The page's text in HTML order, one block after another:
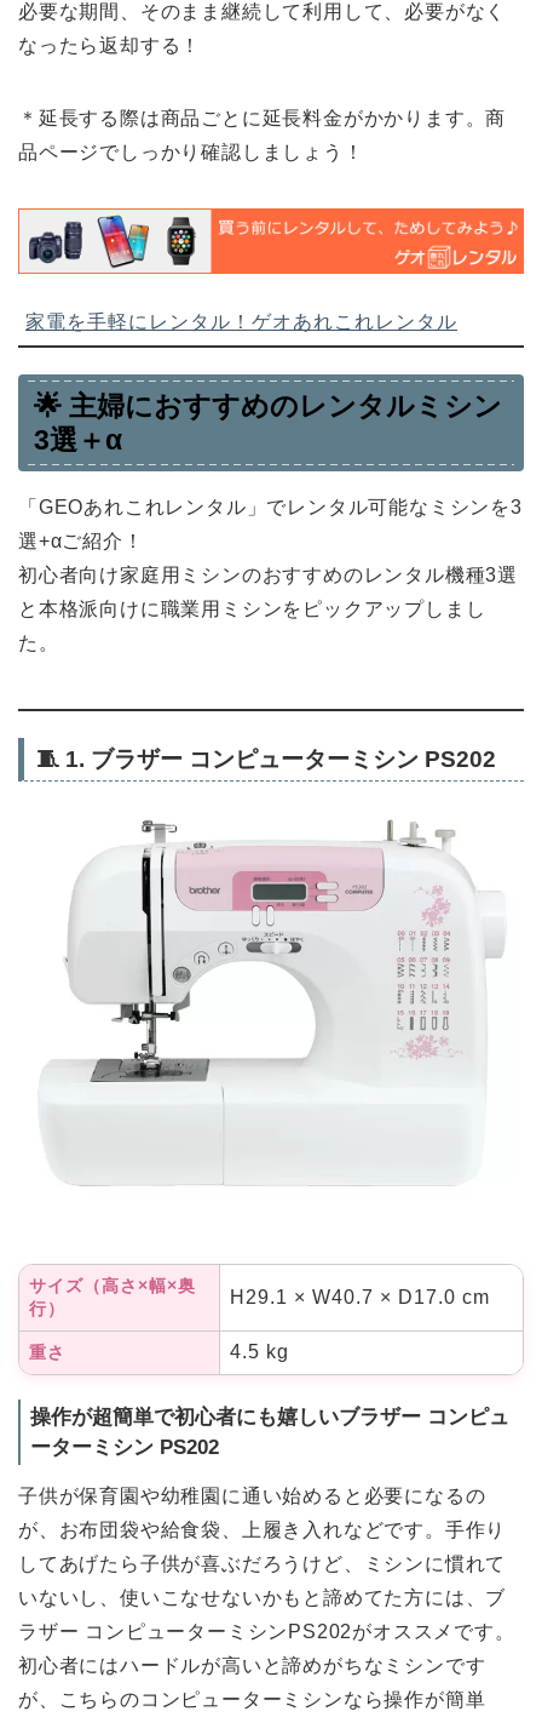
必要な期間、そのまま継続して利用して、必要がなく
なったら返却する！
＊延長する際は商品ごとに延長料金がかかります。商
品ページでしっかり確認しましょう！
家電を手軽にレンタル！ゲオあれこれレンタル
🌟 主婦におすすめのレンタルミシン
3選＋α
「GEOあれこれレンタル」でレンタル可能なミシンを3
選+αご紹介！
初心者向け家庭用ミシンのおすすめのレンタル機種3選
と本格派向けに職業用ミシンをピックアップしまし
た。
🧵 1. ブラザー コンピューターミシン PS202
サイズ（高さ×幅×奥
行）
H29.1 × W40.7 × D17.0 cm
重さ 4.5 kg
操作が超簡単で初心者にも嬉しいブラザー コンピュ
ーターミシン PS202
子供が保育園や幼稚園に通い始めると必要になるの
が、お布団袋や給食袋、上履き入れなどです。手作り
してあげたら子供が喜ぶだろうけど、ミシンに慣れて
いないし、使いこなせないかもと諦めてた方には、ブ
ラザー コンピューターミシンPS202がオススメです。
初心者にはハードルが高いと諦めがちなミシンです
が、こちらのコンピューターミシンなら操作が簡単